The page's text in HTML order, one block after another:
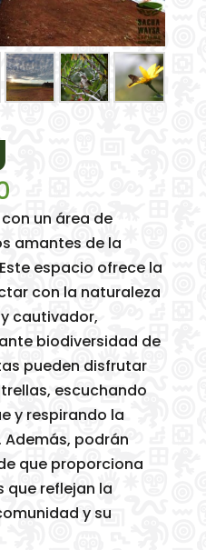
de
precios:
desde
$5,00
hasta
$10,00
un área de
amantes de la
espacio ofrece la
con la naturaleza
cautivador,
biodiversidad de
pueden disfrutar
escuchando
y respirando la
Además, podrán
que proporciona
que reflejan la
y su